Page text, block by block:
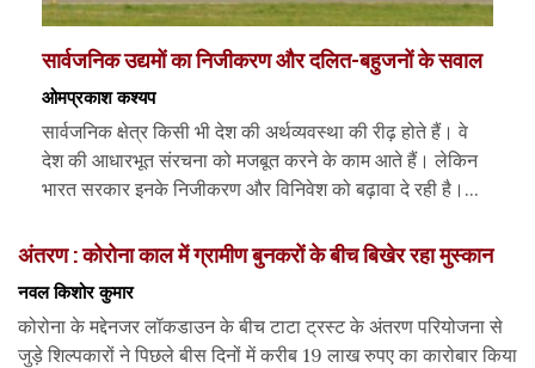
सार्वजनिक उद्यमों का निजीकरण और दलित-बहुजनों के सवाल
ओमप्रकाश कश्यप
सार्वजनिक क्षेत्र किसी भी देश की अर्थव्यवस्था की रीढ़ होते हैं। वे
देश की आधारभूत संरचना को मजबूत करने के काम आते हैं। लेकिन
भारत सरकार इनके निजीकरण और विनिवेश को बढ़ावा दे रही है।...
अंतरण : कोरोना काल में ग्रामीण बुनकरों के बीच बिखेर रहा मुस्कान
नवल किशोर कुमार
कोरोना के मद्देनजर लॉकडाउन के बीच टाटा ट्रस्ट के अंतरण परियोजना से
जुड़े शिल्पकारों ने पिछले बीस दिनों में करीब 19 लाख रुपए का कारोबार किया